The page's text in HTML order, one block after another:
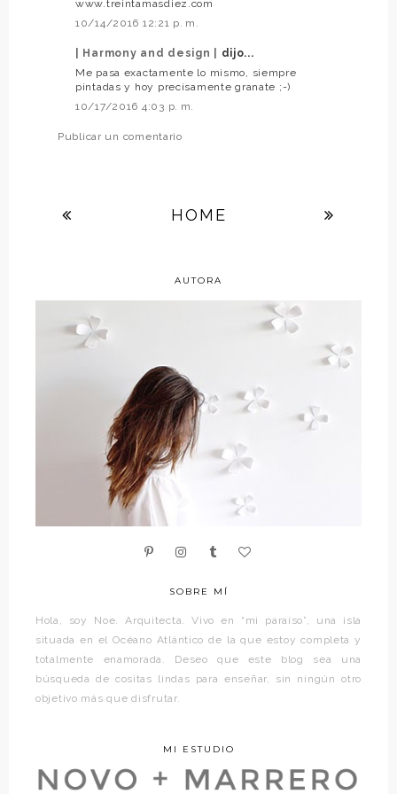
www.treintamasdiez.com
10/14/2016 12:21 p. m.
| Harmony and design |
dijo...
Me pasa exactamente lo mismo, siempre
pintadas y hoy precisamente granate ;-)
10/17/2016 4:03 p. m.
Publicar un comentario
HOME
AUTORA
SOBRE MÍ
Hola, soy Noe. Arquitecta. Vivo en “mi paraíso”, una isla
situada en el Océano Atlántico de la que estoy completa y
totalmente enamorada. Deseo que este blog sea una
búsqueda de cositas lindas para enseñar, sin ningún otro
objetivo más que disfrutar.
MI ESTUDIO